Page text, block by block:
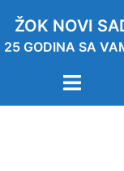
ŽOK NOVI
25 GODINA SA